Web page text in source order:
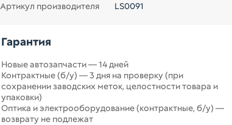
Артикул производителя
LS0091
Гарантия
Новые автозапчасти — 14 дней
Контрактные (б/у) — 3 дня на проверку (при
сохранении заводских меток, целостности товара и
упаковки)
Оптика и электрооборудование (контрактные, б/у) —
возврату не подлежат